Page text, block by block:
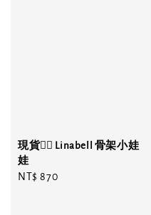
現貨❤️‍🔥 Linabell 骨架小娃
娃
Regular
NT$ 870